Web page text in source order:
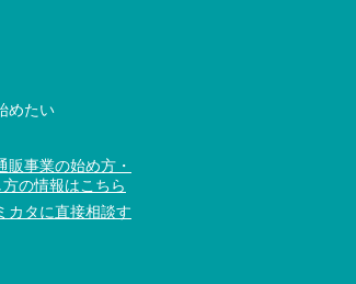
めたい
販事業の始め方・
の情報はこちら
カタに直接相談す